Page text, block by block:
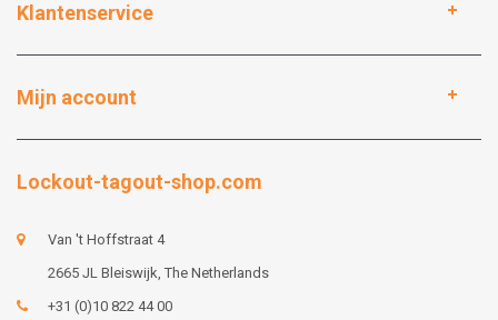
Klantenservice
Mijn account
Lockout-tagout-shop.com
Van 't Hoffstraat 4
2665 JL Bleiswijk, The Netherlands
+31 (0)10 822 44 00